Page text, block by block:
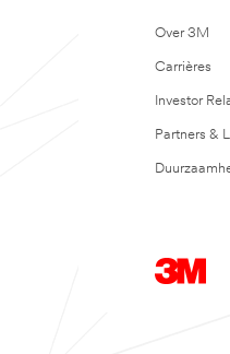
Over 3M
Carrières
Investor
Partners &